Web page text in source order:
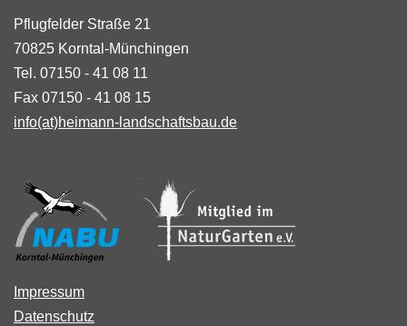
Pflugfelder Straße 21
70825 Korntal-Münchingen
Tel. 07150 - 41 08 11
Fax 07150 - 41 08 15
info(at)heimann-landschaftsbau.de
Impressum
Datenschutz